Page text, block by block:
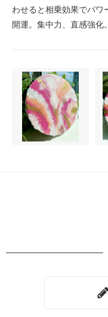
わせると相乗効果でパワ
開運。集中力、直感強化。